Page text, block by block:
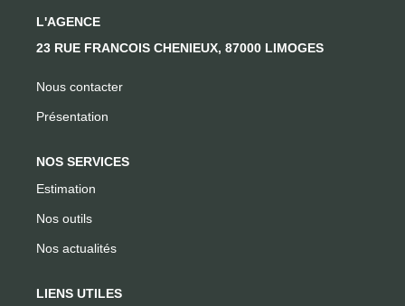
L'AGENCE
23 RUE FRANCOIS CHENIEUX, 87000 LIMOGES
Nous contacter
Présentation
NOS SERVICES
Estimation
Nos outils
Nos actualités
LIENS UTILES